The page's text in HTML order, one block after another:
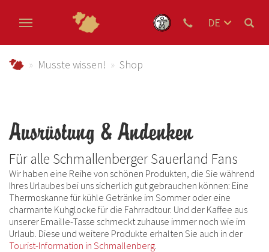
DE
schmallenberger-sauerland.de
Musste wissen! Shop
Ausrüstung & Andenken
Für alle Schmallenberger Sauerland Fans
Wir haben eine Reihe von schönen Produkten, die Sie während
Ihres Urlaubes bei uns sicherlich gut gebrauchen können: Eine
Thermoskanne für kühle Getränke im Sommer oder eine
charmante Kuhglocke für die Fahrradtour. Und der Kaffee aus
unserer Emaille-Tasse schmeckt zuhause immer noch wie im
Urlaub. Diese und weitere Produkte erhalten Sie auch in der
Tourist-Information in Schmallenberg.